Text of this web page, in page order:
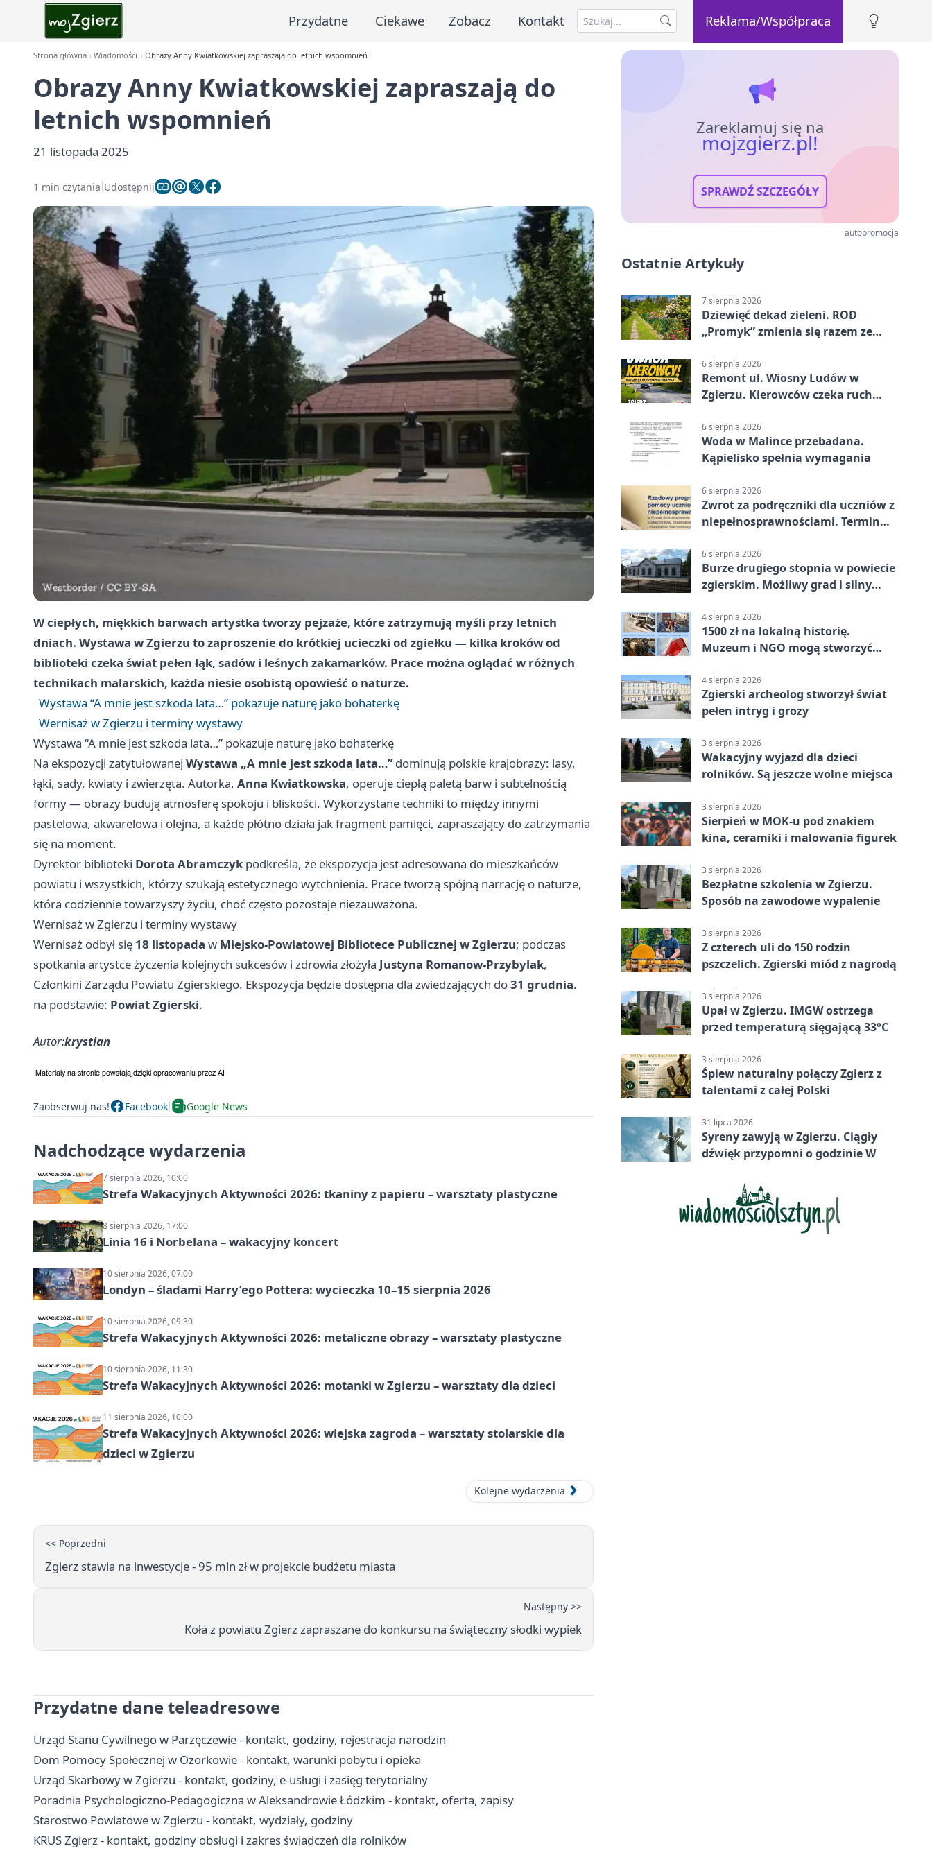
Przydatne Ciekawe Zobacz Kontakt Reklama/Współpraca
Strona główna Wiadomości Obrazy Anny Kwiatkowskiej zapraszają do letnich wspomnień
Obrazy Anny Kwiatkowskiej zapraszają do
letnich wspomnień
21 listopada 2025
1 min czytania Udostępnij
W ciepłych, miękkich barwach artystka tworzy pejzaże, które zatrzymują myśli przy letnich
dniach. Wystawa w Zgierzu to zaproszenie do krótkiej ucieczki od zgiełku — kilka kroków od
biblioteki czeka świat pełen łąk, sadów i leśnych zakamarków. Prace można oglądać w różnych
technikach malarskich, każda niesie osobistą opowieść o naturze.
Wystawa “A mnie jest szkoda lata…” pokazuje naturę jako bohaterkę
Wernisaż w Zgierzu i terminy wystawy
Wystawa “A mnie jest szkoda lata…” pokazuje naturę jako bohaterkę
Na ekspozycji zatytułowanej Wystawa „A mnie jest szkoda lata…”dominują polskie krajobrazy: lasy,
łąki, sady, kwiaty i zwierzęta. Autorka, Anna Kwiatkowska, operuje ciepłą paletą barw i subtelnością
formy — obrazy budują atmosferę spokoju i bliskości. Wykorzystane techniki to między innymi
pastelowa, akwarelowa i olejna, a każde płótno działa jak fragment pamięci, zapraszający do zatrzymania
się na moment.
Dyrektor biblioteki Dorota Abramczyk podkreśla, że ekspozycja jest adresowana do mieszkańców
powiatu i wszystkich, którzy szukają estetycznego wytchnienia. Prace tworzą spójną narrację o naturze,
która codziennie towarzyszy życiu, choć często pozostaje niezauważona.
Wernisaż w Zgierzu i terminy wystawy
Wernisaż odbył się 18 listopada w Miejsko-Powiatowej Bibliotece Publicznej w Zgierzu; podczas
spotkania artystce życzenia kolejnych sukcesów i zdrowia złożyła Justyna Romanow-Przybylak,
Członkini Zarządu Powiatu Zgierskiego. Ekspozycja będzie dostępna dla zwiedzających do31 grudnia.
na podstawie: Powiat Zgierski.
Autor:krystian
Zaobserwuj nas! Facebook Google News
Nadchodzące wydarzenia
7 sierpnia 2026, 10:00
Strefa Wakacyjnych Aktywności 2026: tkaniny z papieru – warsztaty plastyczne
8 sierpnia 2026, 17:00
Linia 16 i Norbelana – wakacyjny koncert
10 sierpnia 2026, 07:00
Londyn – śladami Harry’ego Pottera: wycieczka 10–15 sierpnia 2026
10 sierpnia 2026, 09:30
Strefa Wakacyjnych Aktywności 2026: metaliczne obrazy – warsztaty plastyczne
10 sierpnia 2026, 11:30
Strefa Wakacyjnych Aktywności 2026: motanki w Zgierzu – warsztaty dla dzieci
11 sierpnia 2026, 10:00
Strefa Wakacyjnych Aktywności 2026: wiejska zagroda – warsztaty stolarskie dla
dzieci w Zgierzu
Kolejne wydarzenia
<< Poprzedni
Zgierz stawia na inwestycje - 95 mln zł w projekcie budżetu miasta
Następny >>
Koła z powiatu Zgierz zapraszane do konkursu na świąteczny słodki wypiek
Przydatne dane teleadresowe
Urząd Stanu Cywilnego w Parzęczewie - kontakt, godziny, rejestracja narodzin
Dom Pomocy Społecznej w Ozorkowie - kontakt, warunki pobytu i opieka
Urząd Skarbowy w Zgierzu - kontakt, godziny, e-usługi i zasięg terytorialny
Poradnia Psychologiczno-Pedagogiczna w Aleksandrowie Łódzkim - kontakt, oferta, zapisy
Starostwo Powiatowe w Zgierzu - kontakt, wydziały, godziny
KRUS Zgierz - kontakt, godziny obsługi i zakres świadczeń dla rolników
Zareklamuj się na
mojzgierz.pl!
SPRAWDŹ SZCZEGÓŁY
autopromocja
Ostatnie Artykuły
7 sierpnia 2026
Dziewięć dekad zieleni. ROD
„Promyk” zmienia się razem ze
6 sierpnia 2026
Remont ul. Wiosny Ludów w
Zgierzu. Kierowców czeka ruch
6 sierpnia 2026
Woda w Malince przebadana.
Kąpielisko spełnia wymagania
6 sierpnia 2026
Zwrot za podręczniki dla uczniów z
niepełnosprawnościami. Termin
6 sierpnia 2026
Burze drugiego stopnia w powiecie
zgierskim. Możliwy grad i silny
4 sierpnia 2026
1500 zł na lokalną historię.
Muzeum i NGO mogą stworzyć
4 sierpnia 2026
Zgierski archeolog stworzył świat
pełen intryg i grozy
3 sierpnia 2026
Wakacyjny wyjazd dla dzieci
rolników. Są jeszcze wolne miejsca
3 sierpnia 2026
Sierpień w MOK-u pod znakiem
kina, ceramiki i malowania figurek
3 sierpnia 2026
Bezpłatne szkolenia w Zgierzu.
Sposób na zawodowe wypalenie
3 sierpnia 2026
Z czterech uli do 150 rodzin
pszczelich. Zgierski miód z nagrodą
3 sierpnia 2026
Upał w Zgierzu. IMGW ostrzega
przed temperaturą sięgającą 33°C
3 sierpnia 2026
Śpiew naturalny połączy Zgierz z
talentami z całej Polski
31 lipca 2026
Syreny zawyją w Zgierzu. Ciągły
dźwięk przypomni o godzinie W